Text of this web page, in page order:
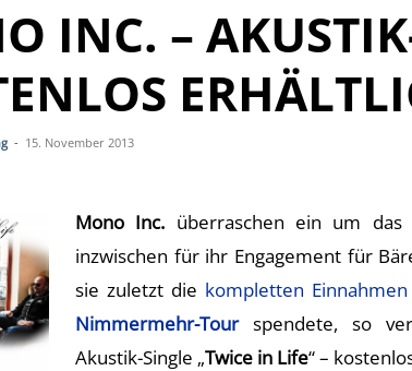
INC. –
- 15. November 2013
Mono Inc. überraschen ein um
inzwischen für ihr Engagement für
sie zuletzt die kompletten
Nimmermehr-Tourspendete, so
Akustik-Single „Twice in Life“ –